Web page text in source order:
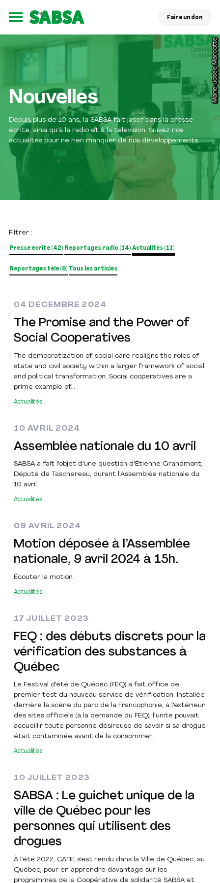
Ouvrir le menu
Faire un don
Marie-Josée Marcotte
Nouvelles
Depuis plus de 10 ans, la SABSA fait jaser dans la presse
écrite, ainsi qu'à la radio et à la télévision. Suivez nos
actualités pour ne rien manquer de nos développements.
Filtrer :
Presse écrite (42) Reportages radio (14) Actualités (11)
Reportages télé (9) Tous les articles
04 DÉCEMBRE 2024
The Promise and the Power of
Social Cooperatives
The democratization of social care realigns the roles of
state and civil society within a larger framework of social
and political transformation. Social cooperatives are a
prime example of...
Actualités
10 AVRIL 2024
Assemblée nationale du 10 avril
SABSA a fait l'objet d'une question d'Étienne Grandmont,
Député de Taschereau, durant l'Assemblée nationale du
10 avril.
Actualités
09 AVRIL 2024
Motion déposée à l’Assemblée
nationale, 9 avril 2024 à 15h.
Écouter la motion.
Actualités
17 JUILLET 2023
FEQ : des débuts discrets pour la
vérification des substances à
Québec
Le Festival d'été de Québec (FEQ) a fait office de
premier test du nouveau service de vérification. Installée
derrière la scène du parc de la Francophonie, à l'extérieur
des sites officiels (à la demande du FEQ), l'unité pouvait
accueillir toute personne désireuse de savoir si sa drogue
était contaminée avant de la consommer.
Actualités
10 JUILLET 2023
SABSA : Le guichet unique de la
ville de Québec pour les
personnes qui utilisent des
drogues
À l’été 2022, CATIE s’est rendu dans la Ville de Québec, au
Québec, pour en apprendre davantage sur les
programmes de la Coopérative de solidarité SABSA et